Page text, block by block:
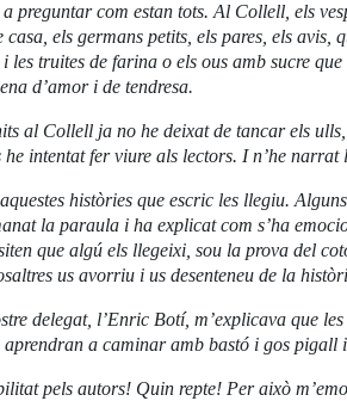
preguntar com estan tots. Al Collell, els
casa, els germans petits, els pares, els
les truites de farina o els ous amb sucre
d’amor i de tendresa.
al Collell ja no he deixat de tancar els
he intentat fer viure als lectors. I n’he narrat
històries que escric les llegiu.
la paraula i ha explicat com s’ha
que algú els llegeixi, sou la prova del
us avorriu i us desenteneu de la
delegat, l’Enric Botí, m’explicava que
a caminar amb bastó i gos pigall
pels autors! Quin repte! Per això